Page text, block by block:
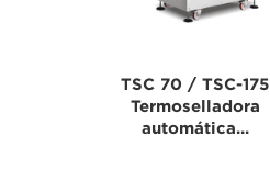
TSC 70 / TSC-175
Termoselladora
automática...